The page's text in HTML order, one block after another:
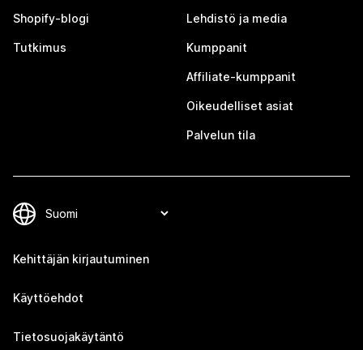
Shopify-blogi
Tutkimus
Lehdistö ja media
Kumppanit
Affiliate-kumppanit
Oikeudelliset asiat
Palvelun tila
Kehittäjän kirjautuminen
Käyttöehdot
Tietosuojakäytäntö